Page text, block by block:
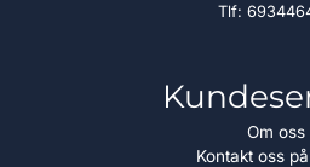
Tlf:
Om oss
Kontakt oss